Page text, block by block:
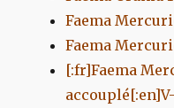
Faema
Faema
[:fr]Faema